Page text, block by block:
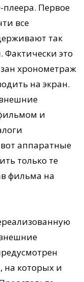
Первое
все
так
это
хронометраж
на экран.
и
аппаратные
только те
фильма на
на которых и